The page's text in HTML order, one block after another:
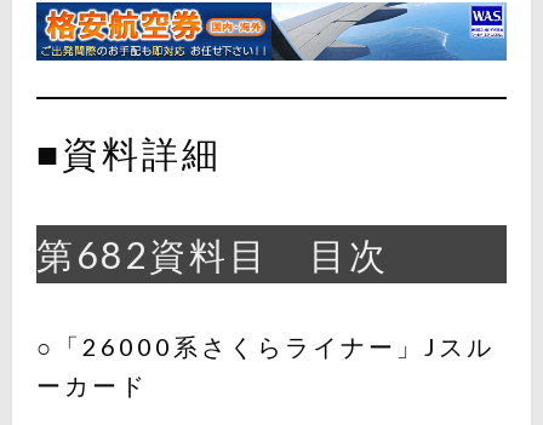
■資料詳細
第682資料目 目次
○「26000系さくらライナー」Jスル
ーカード